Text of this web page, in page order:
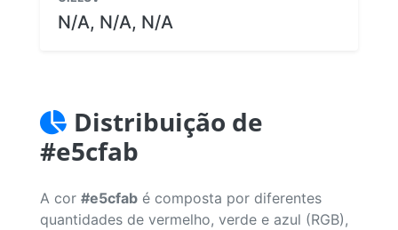
N/A, N/A, N/A
Distribuição de
#e5cfab
A cor #e5cfab é composta por diferentes
quantidades de vermelho, verde e azul (RGB),